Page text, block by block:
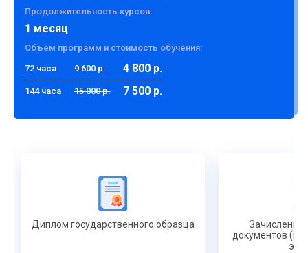
Продолжительность курсов:
1 месяц
Объем программ и стоимость обучения:
72 часа
9 600 р. 4 800 р.
144 часа 15 000 р. 7 500 р.
Диплом государственного образца
Зачисление
документов
эл.